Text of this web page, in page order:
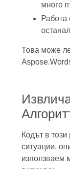
много
Работа
Това може
Кодът в
ситуации,
използваем